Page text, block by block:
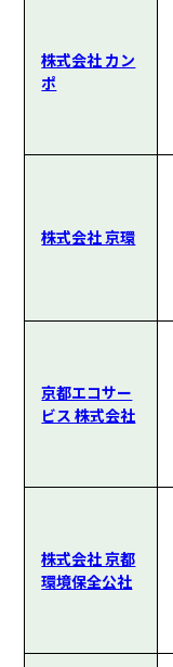
株式会社 カン
ポ
株式会社 京環
京都エコサー
ビス 株式会社
株式会社 京都
環境保全公社